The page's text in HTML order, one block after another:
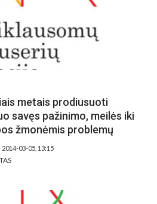
ATRADIMAI
metais prodiusuoti
savęs pažinimo, meilės iki
žmonėmis problemų
2014-03-05, 13:15
ĮRAŠE